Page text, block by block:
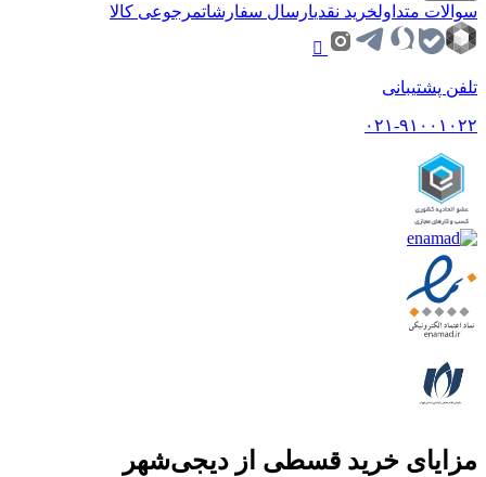
سوالات متداولخرید نقدیارسال سفارشاتمرجوعی کالا
تلفن پشتیبانی
۰۲۱-۹۱۰۰۱۰۲۲
مزایای خرید قسطی از دیجی‌شهر